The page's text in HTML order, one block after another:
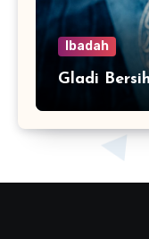
Ibadah
Gladi